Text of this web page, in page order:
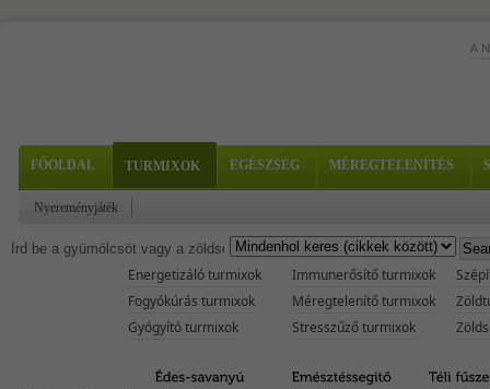
A
FŐOLDAL TURMIXOK EGÉSZSÉG MÉREGTELENÍTÉS
Nyereményjáték
Energetizáló turmixok
Fogyókúrás turmixok
Gyógyító turmixok
Immunerősítő turmixok
Méregtelenítő turmixok
Stresszűző turmixok